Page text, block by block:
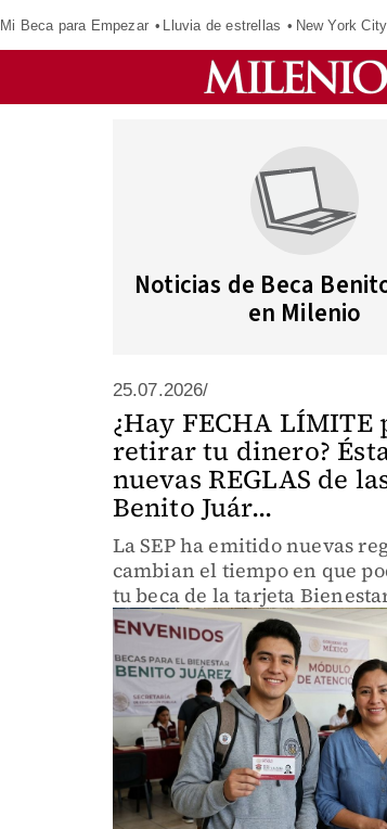
Mi Beca para Empezar Lluvia de estrellas New York
Noticias de Beca
en Milenio
25.07.2026/
¿Hay FECHA LÍMITE
retirar tu dinero?
nuevas REGLAS de
Benito Juár...
La SEP ha emitido nuevas
cambian el tiempo en que
tu beca de la tarjeta